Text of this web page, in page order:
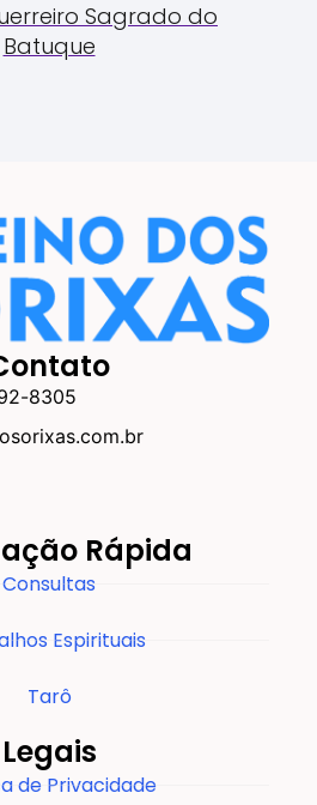
Sagrado do
Batuque
8305
Rápida
Consultas
Espirituais
Tarô
Legais
de Privacidade